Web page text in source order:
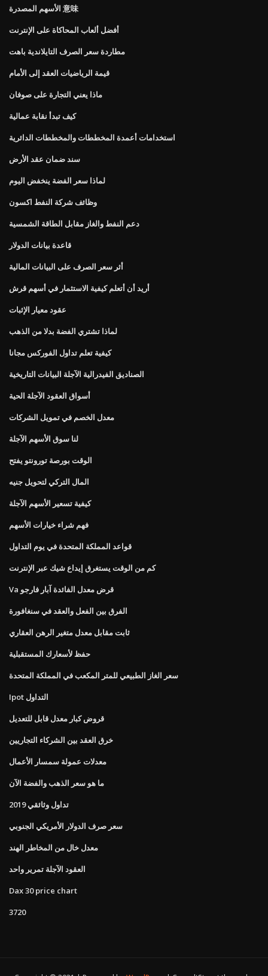
الأسهم المصدرة 意味
أفضل ألعاب المحاكاة على الإنترنت
مطاردة سعر الصرف التايلاندية باهت
قيمة الرياضيات العقد إلى الأمام
ماذا يعني التجارة على صوفان
كيف تبدأ نقابة عمالية
استخدامات أعمدة المخططات والمخططات الدائرية
سند ضمان عقد الأرض
لماذا سعر الفضة ينخفض ​​اليوم
وظائف شركة النفط اكسون
دعم النفط والغاز مقابل الطاقة الشمسية
قاعدة بيانات الدولار
أثر سعر الصرف على البيانات المالية
أريد أن أتعلم كيفية الاستثمار في أسهم قرش
عقود معيار الإثبات
لماذا تشتري الفضة بدلا من الذهب
كيفية تعلم تداول الفوركس مجانا
الصناديق الفيدرالية الآجلة البيانات التاريخية
أسواق العقود الآجلة الحية
معدل الخصم في تمويل الشركات
لنا سوق الأسهم الآجلة
الوقت بورصة تورونتو يفتح
المال التركي لتحويل جنيه
كيفية تسعير الأسهم الآجلة
فهم شراء خيارات الأسهم
قواعد المملكة المتحدة في يوم التداول
كم من الوقت يستغرق إيداع شيك عبر الإنترنت
Va قرض معدل الفائدة آبار فارجو
الفرق بين الفعل والعقد في سنغافورة
ثابت مقابل معدل متغير الرهن العقاري
حفظ لأسعارك المستقبلية
سعر الغاز الطبيعي للمتر المكعب في المملكة المتحدة
Ipot التداول
قروض كبار معدل قابل للتعديل
خرق العقد بين الشركاء التجاريين
معدلات عمولة سمسار الأعمال
ما هو سعر الذهب والفضة الآن
تداول وثائقي 2019
سعر صرف الدولار الأمريكي الجنوبي
معدل خال من المخاطر الهند
العقود الآجلة تمرير واحد
Dax 30 price chart
3720